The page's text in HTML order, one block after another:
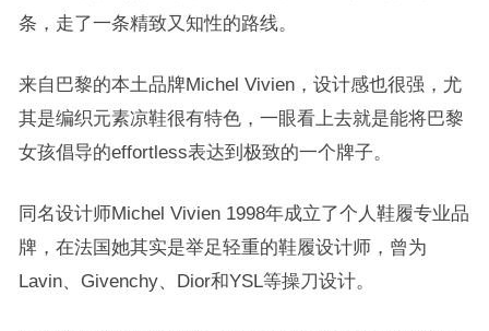
条，走了一条精致又知性的路线。
来自巴黎的本土品牌Michel Vivien，设计感也很强，尤
其是编织元素凉鞋很有特色，一眼看上去就是能将巴黎
女孩倡导的effortless表达到极致的一个牌子。
同名设计师Michel Vivien 1998年成立了个人鞋履专业品
牌，在法国她其实是举足轻重的鞋履设计师，曾为
Lavin、Givenchy、Dior和YSL等操刀设计。